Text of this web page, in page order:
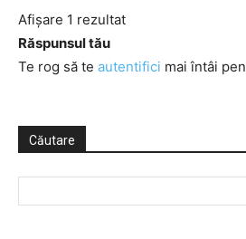
Afișare 1 rezultat
Răspunsul tău
Te rog să te autentifici mai întâi
Căutare